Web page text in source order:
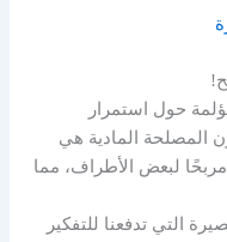
حول استمرار
المصلحة المادية هي
لبعض الأطراف، مما
التي تدفعنا للتفكير